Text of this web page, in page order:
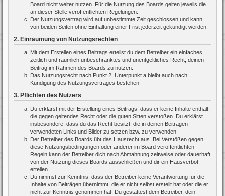
Board nicht weiter nutzen. Für die Nutzung des Boards gelten jeweils die
an dieser Stelle veröffentlichten Regelungen.
Der Nutzungsvertrag wird auf unbestimmte Zeit geschlossen und kann
von beiden Seiten ohne Einhaltung einer Frist jederzeit gekündigt werden.
2. Einräumung von Nutzungsrechten
Mit dem Erstellen eines Beitrags erteilst du dem Betreiber ein einfaches,
zeitlich und räumlich unbeschränktes und unentgeltliches Recht, deinen
Beitrag im Rahmen des Boards zu nutzen.
Das Nutzungsrecht nach Punkt 2, Unterpunkt a bleibt auch nach
Kündigung des Nutzungsvertrages bestehen.
3. Pflichten des Nutzers
Du erklärst mit der Erstellung eines Beitrags, dass er keine Inhalte enthält,
die gegen geltendes Recht oder die guten Sitten verstoßen. Du erklärst
insbesondere, dass du das Recht besitzt, die in deinen Beiträgen
verwendeten Links und Bilder zu setzen bzw. zu verwenden.
Der Betreiber des Boards übt das Hausrecht aus. Bei Verstößen gegen
diese Nutzungsbedingungen oder anderer im Board veröffentlichten
Regeln kann der Betreiber dich nach Abmahnung zeitweise oder dauerhaft
von der Nutzung dieses Boards ausschließen und dir ein Hausverbot
erteilen.
Du nimmst zur Kenntnis, dass der Betreiber keine Verantwortung für die
Inhalte von Beiträgen übernimmt, die er nicht selbst erstellt hat oder die er
nicht zur Kenntnis genommen hat. Du gestattest dem Betreiber, dein